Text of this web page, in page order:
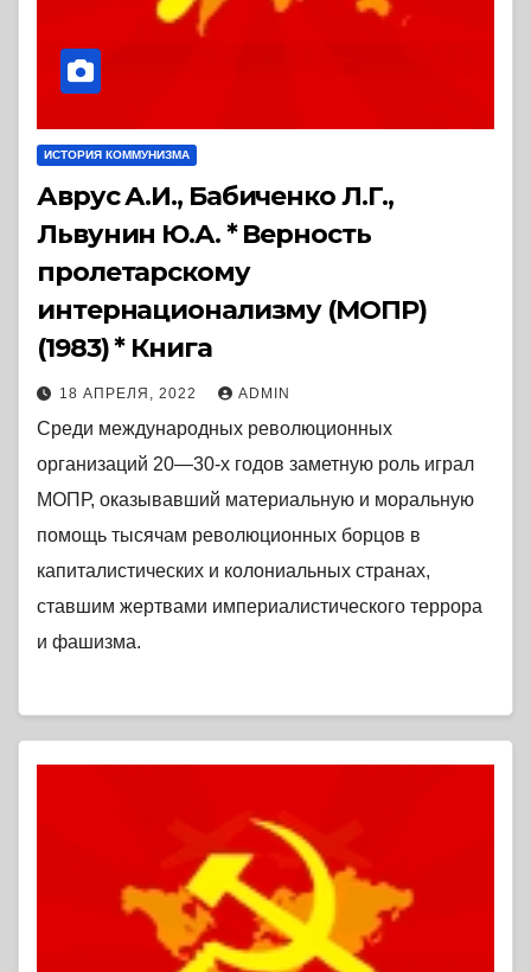
ИСТОРИЯ КОММУНИЗМА
Аврус А.И., Бабиченко Л.Г.,
Львунин Ю.А. * Верность
пролетарскому
интернационализму (МОПР)
(1983) * Книга
18 АПРЕЛЯ, 2022 ADMIN
Среди международных революционных
организаций 20—30-х годов заметную роль играл
МОПР, оказывавший материальную и моральную
помощь тысячам революционных борцов в
капиталистических и колониальных странах,
ставшим жертвами империалистического террора
и фашизма.